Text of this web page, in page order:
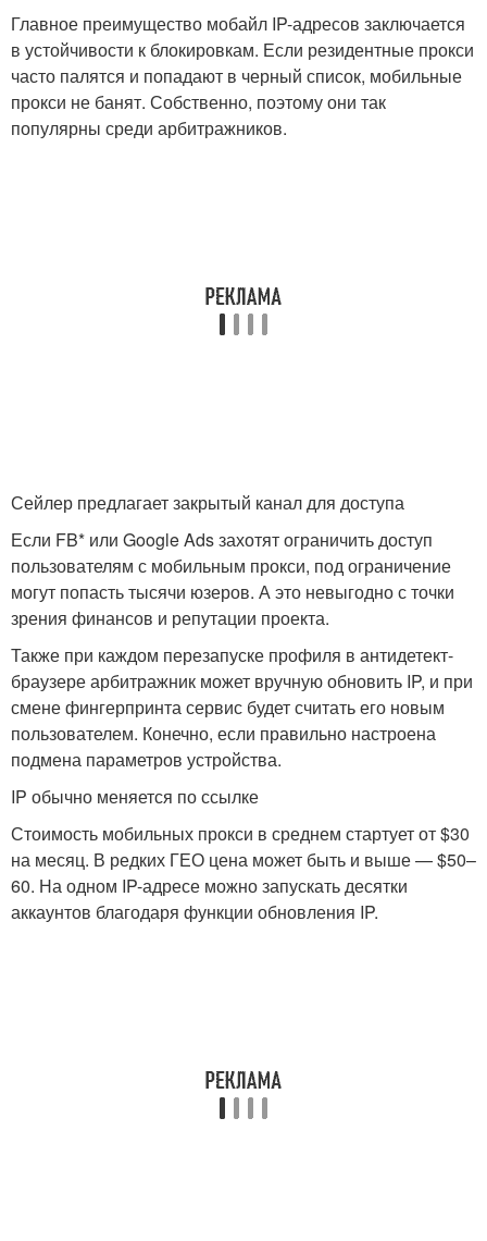
Главное преимущество мобайл IP-адресов заключается
в устойчивости к блокировкам. Если резидентные прокси
часто палятся и попадают в черный список, мобильные
прокси не банят. Собственно, поэтому они так
популярны среди арбитражников.
Сейлер предлагает закрытый канал для доступа
Если FB* или Google Ads захотят ограничить доступ
пользователям с мобильным прокси, под ограничение
могут попасть тысячи юзеров. А это невыгодно с точки
зрения финансов и репутации проекта.
Также при каждом перезапуске профиля в антидетект-
браузере арбитражник может вручную обновить IP, и при
смене фингерпринта сервис будет считать его новым
пользователем. Конечно, если правильно настроена
подмена параметров устройства.
IP обычно меняется по ссылке
Стоимость мобильных прокси в среднем стартует от $30
на месяц. В редких ГЕО цена может быть и выше — $50–
60. На одном IP-адресе можно запускать десятки
аккаунтов благодаря функции обновления IP.